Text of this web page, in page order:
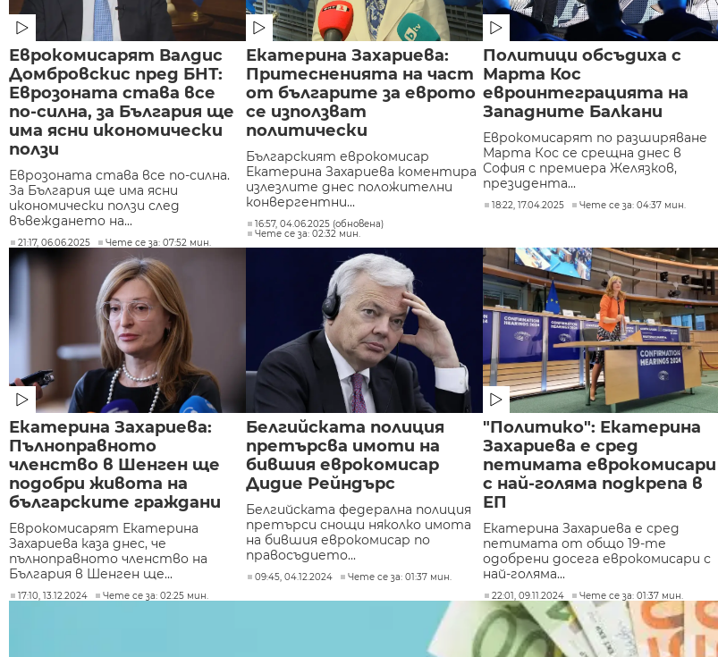
Еврокомисарят Валдис
Домбровскис пред БНТ:
Еврозоната става все
по-силна, за България ще
има ясни икономически
ползи
Еврозоната става все по-силна.
За България ще има ясни
икономически ползи след
въвеждането на...
21:17, 06.06.2025 Чете се за: 07:52 мин.
Екатерина Захариева:
Притесненията на част
от българите за еврото
се използват
политически
Българският еврокомисар
Екатерина Захариева коментира
излезлите днес положителни
конвергентни...
16:57, 04.06.2025 (обновена)
Чете се за: 02:32 мин.
Политици обсъдиха с
Марта Кос
евроинтеграцията на
Западните Балкани
Еврокомисарят по разширяване
Марта Кос се срещна днес в
София с премиера Желязков,
президента...
18:22, 17.04.2025 Чете се за: 04:37 мин.
Екатерина Захариева:
Пълноправното
членство в Шенген ще
подобри живота на
българските граждани
Еврокомисарят Екатерина
Захариева каза днес, че
пълноправното членство на
България в Шенген ще...
17:10, 13.12.2024 Чете се за: 02:25 мин.
Белгийската полиция
претърсва имоти на
бившия еврокомисар
Дидие Рейндърс
Белгийската федерална полиция
претърси снощи няколко имота
на бившия еврокомисар по
правосъдието...
09:45, 04.12.2024 Чете се за: 01:37 мин.
"Политико": Екатерина
Захариева е сред
петимата еврокомисари
с най-голяма подкрепа в
ЕП
Екатерина Захариева е сред
петимата от общо 19-те
одобрени досега еврокомисари с
най-голяма...
22:01, 09.11.2024 Чете се за: 01:37 мин.